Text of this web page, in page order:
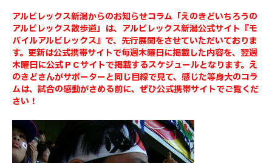
アルビレックス新潟からのお知らせコラム「えのきどいちろうの
アルビレックス散歩道」は、アルビレックス新潟公式サイト『モ
バイルアルビレックス』で、先行展開をさせていただいておりま
す。更新は公式携帯サイトで毎週木曜日に掲載した内容を、翌週
木曜日に公式ＰＣサイトで掲載するスケジュールとなります。え
のきどさんがサポーターと同じ目線で見て、感じた等身大のコラ
ムは、試合の感動がさめる前に、ぜひ公式携帯サイトでご覧くだ
さい！